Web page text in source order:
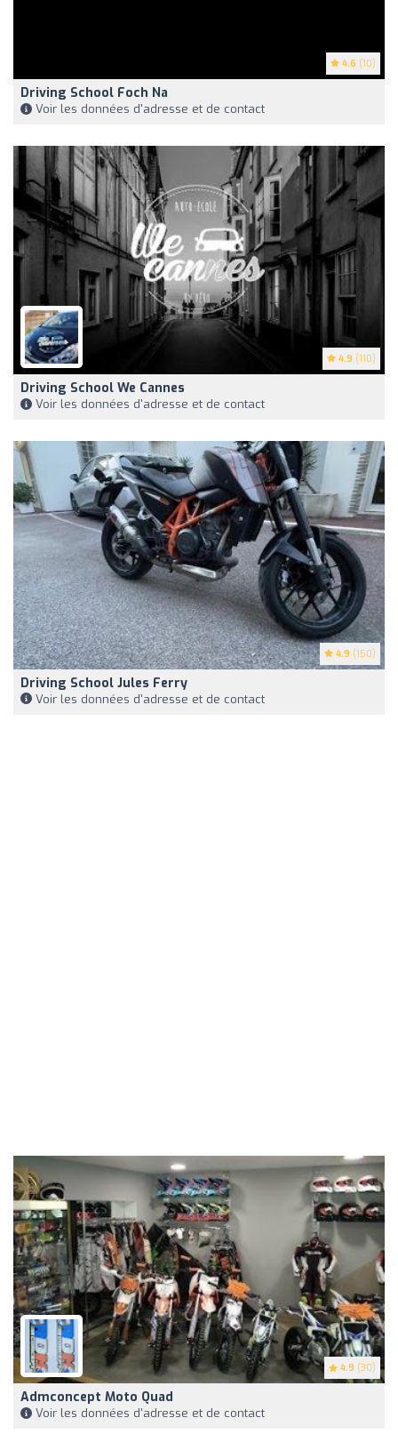
4.6 (10)
Driving School Foch Na
Voir les données d'adresse et de contact
4.9 (110)
Driving School We Cannes
Voir les données d'adresse et de contact
4.9 (150)
Driving School Jules Ferry
Voir les données d'adresse et de contact
4.9 (30)
Admconcept Moto Quad
Voir les données d'adresse et de contact